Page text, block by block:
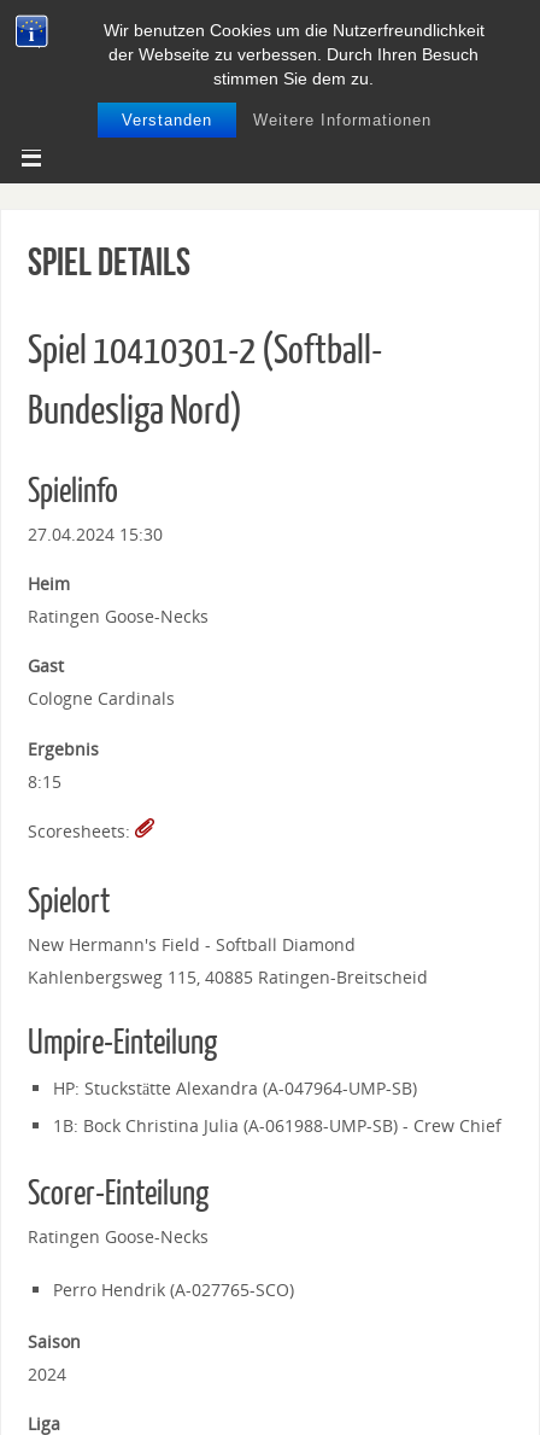
Wir benutzen Cookies um die Nutzerfreundlichkeit
der Webseite zu verbessen. Durch Ihren Besuch
stimmen Sie dem zu.
Verstanden Weitere Informationen
BASEBALL UND SOFTBALL IN
NIEDERSACHSEN
Spiel Details
Spiel 10410301-2 (Softball-
Bundesliga Nord)
Spielinfo
27.04.2024 15:30
Heim
Ratingen Goose-Necks
Gast
Cologne Cardinals
Ergebnis
8:15
Scoresheets:
Spielort
New Hermann's Field - Softball Diamond
Kahlenbergsweg 115, 40885 Ratingen-Breitscheid
Umpire-Einteilung
HP: Stuckstätte Alexandra (A-047964-UMP-SB)
1B: Bock Christina Julia (A-061988-UMP-SB) - Crew Chief
Scorer-Einteilung
Ratingen Goose-Necks
Perro Hendrik (A-027765-SCO)
Saison
2024
Liga